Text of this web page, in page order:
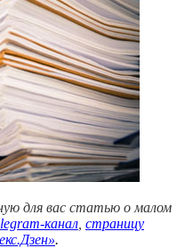
для вас статью о малом
канал страницу
.